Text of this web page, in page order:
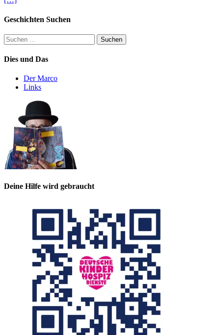
Geschichten Suchen
Suchen
nach:
Dies und Das
Der Marco
Links
Deine Hilfe wird gebraucht